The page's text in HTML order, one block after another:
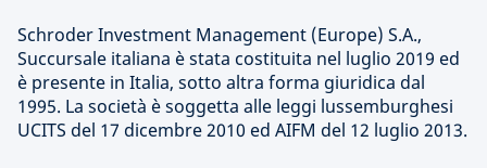
Schroder Investment Management (Europe) S.A.,
Succursale italiana è stata costituita nel luglio 2019 ed
è presente in Italia, sotto altra forma giuridica dal
1995. La società è soggetta alle leggi lussemburghesi
UCITS del 17 dicembre 2010 ed AIFM del 12 luglio 2013.